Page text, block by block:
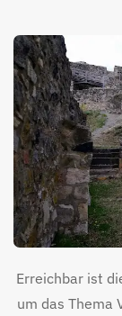
Erreichbar ist
um das Thema